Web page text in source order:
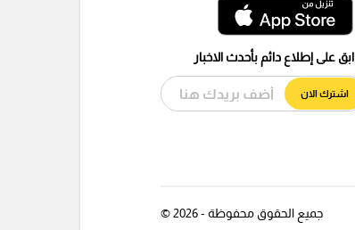
ابق على إطلاع دائم بأحدث الاخبار
اشترك الان
جميع الحقوق محفوظة - 2026 ©